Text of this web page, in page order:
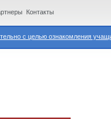
с целью ознакомления
Контакты